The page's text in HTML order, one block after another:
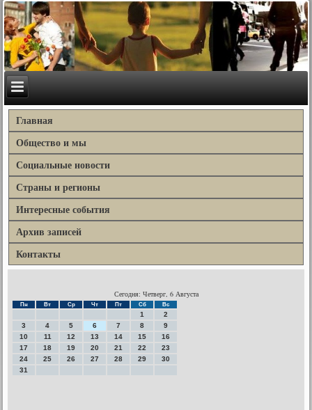
Главная
Общество и мы
Социальные новости
Страны и регионы
Интересные события
Архив записей
Контакты
Сегодня: Четверг, 6 Августа
Пн Вт Ср Чт Пт Сб Вс
1
2
3
4 5 6 7 8
9
10
11 12 13 14 15
16
17
18 19 20 21 22
23
24
25 26 27 28 29
30
31